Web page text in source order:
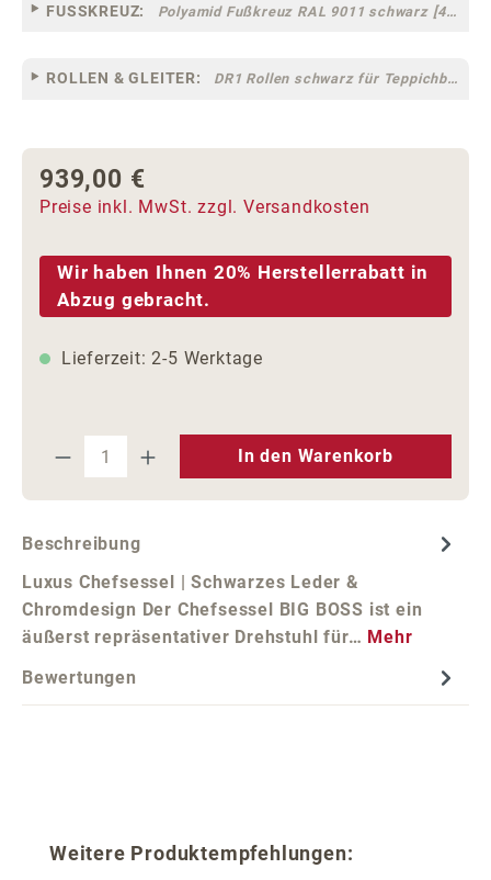
FUSSKREUZ: Polyamid Fußkreuz RAL 9011 schwarz [44]
ROLLEN & GLEITER: DR1 Rollen schwarz für Teppichböden [10]
Regulärer Preis:
939,00 €
Preise inkl. MwSt. zzgl. Versandkosten
Wir haben Ihnen 20% Herstellerrabatt in
Abzug gebracht.
Lieferzeit: 2-5 Werktage
Produkt Anzahl: Gib den
In den Warenkorb
Beschreibung
Luxus Chefsessel | Schwarzes Leder &
Chromdesign Der Chefsessel BIG BOSS ist ein
äußerst repräsentativer Drehstuhl für… Mehr
Bewertungen
Produktgalerie überspringen
Weitere Produktempfehlungen: